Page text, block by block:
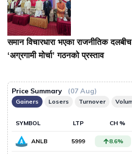
समान विचारधारा भएका राजनीतिक दलबीच
‘अग्रगामी मोर्चा’ गठनको प्रस्ताव